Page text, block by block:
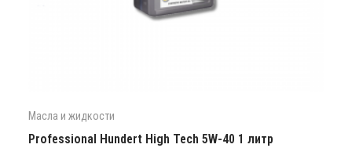
Масла и жидкости
Professional Hundert High Tech 5W-40 1 литр